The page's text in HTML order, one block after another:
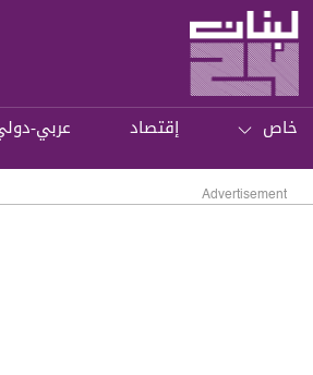
خاص إقتصاد عربي-
Advertisement